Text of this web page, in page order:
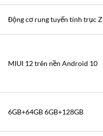
Động cơ rung tuyến tính trục Z
MIUI 12 trên nền Android 10
6GB+64GB 6GB+128GB